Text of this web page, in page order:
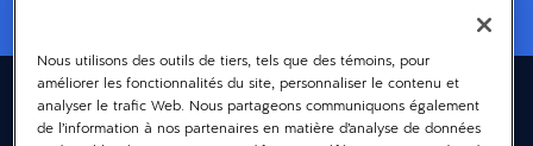
Canada (français)
Nous utilisons des outils de tiers, tels que des témoins, pour
améliorer les fonctionnalités du site, personnaliser le contenu et
analyser le trafic Web. Nous partageons communiquons également
de l’information à nos partenaires en matière d’analyse de données